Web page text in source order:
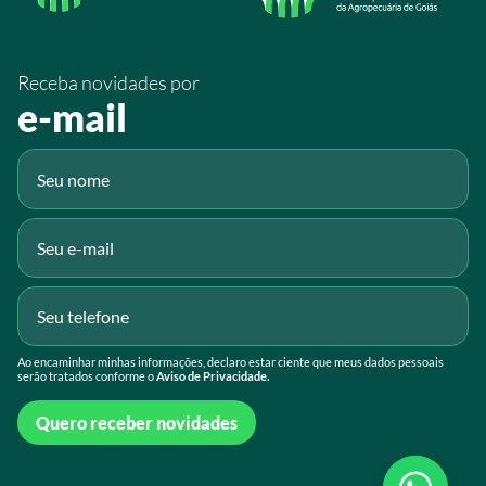
/SistemaFaeg
Receba novidades por
e-mail
Ao encaminhar minhas informações, declaro estar ciente que meus dados pessoais
serão tratados conforme oAviso de Privacidade.
Quero receber novidades